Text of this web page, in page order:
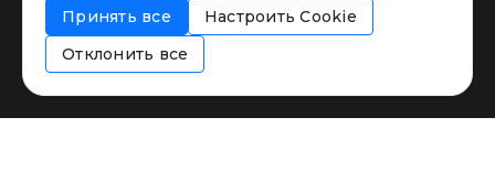
Соглашение об информировании
Политика использования cookies
Принять все
Настроить Cookie
Отклонить все